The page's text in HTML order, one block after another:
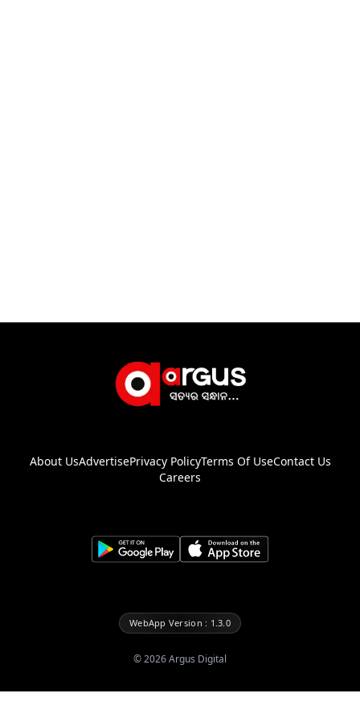
About UsAdvertisePrivacy PolicyTerms Of UseContact Us
Careers
WebApp Version : 1.3.0
©2026Argus Digital